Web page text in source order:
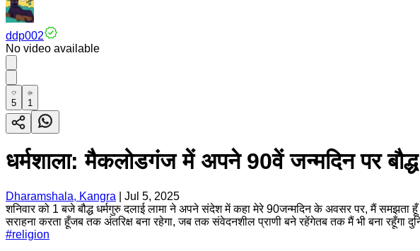
ddp002
No video available
5 1
धर्मशाला: मैकलोडगंज में अपने 90वें जन्मदिन पर
Dharamshala, Kangra
Jul 5, 2025
शनिवार को 1 बजे बौद्ध धर्मगुरु दलाई लामा ने अपने संदेश में कहा मेरे 90जन्मदिन के अवसर पर, मैं
सराहना करता हूँजब तक अंतरिक्ष बना रहेगा, जब तक संवेदनशील प्राणी बने रहेंगेतब तक मैं भी बना रहूँगा
#religion